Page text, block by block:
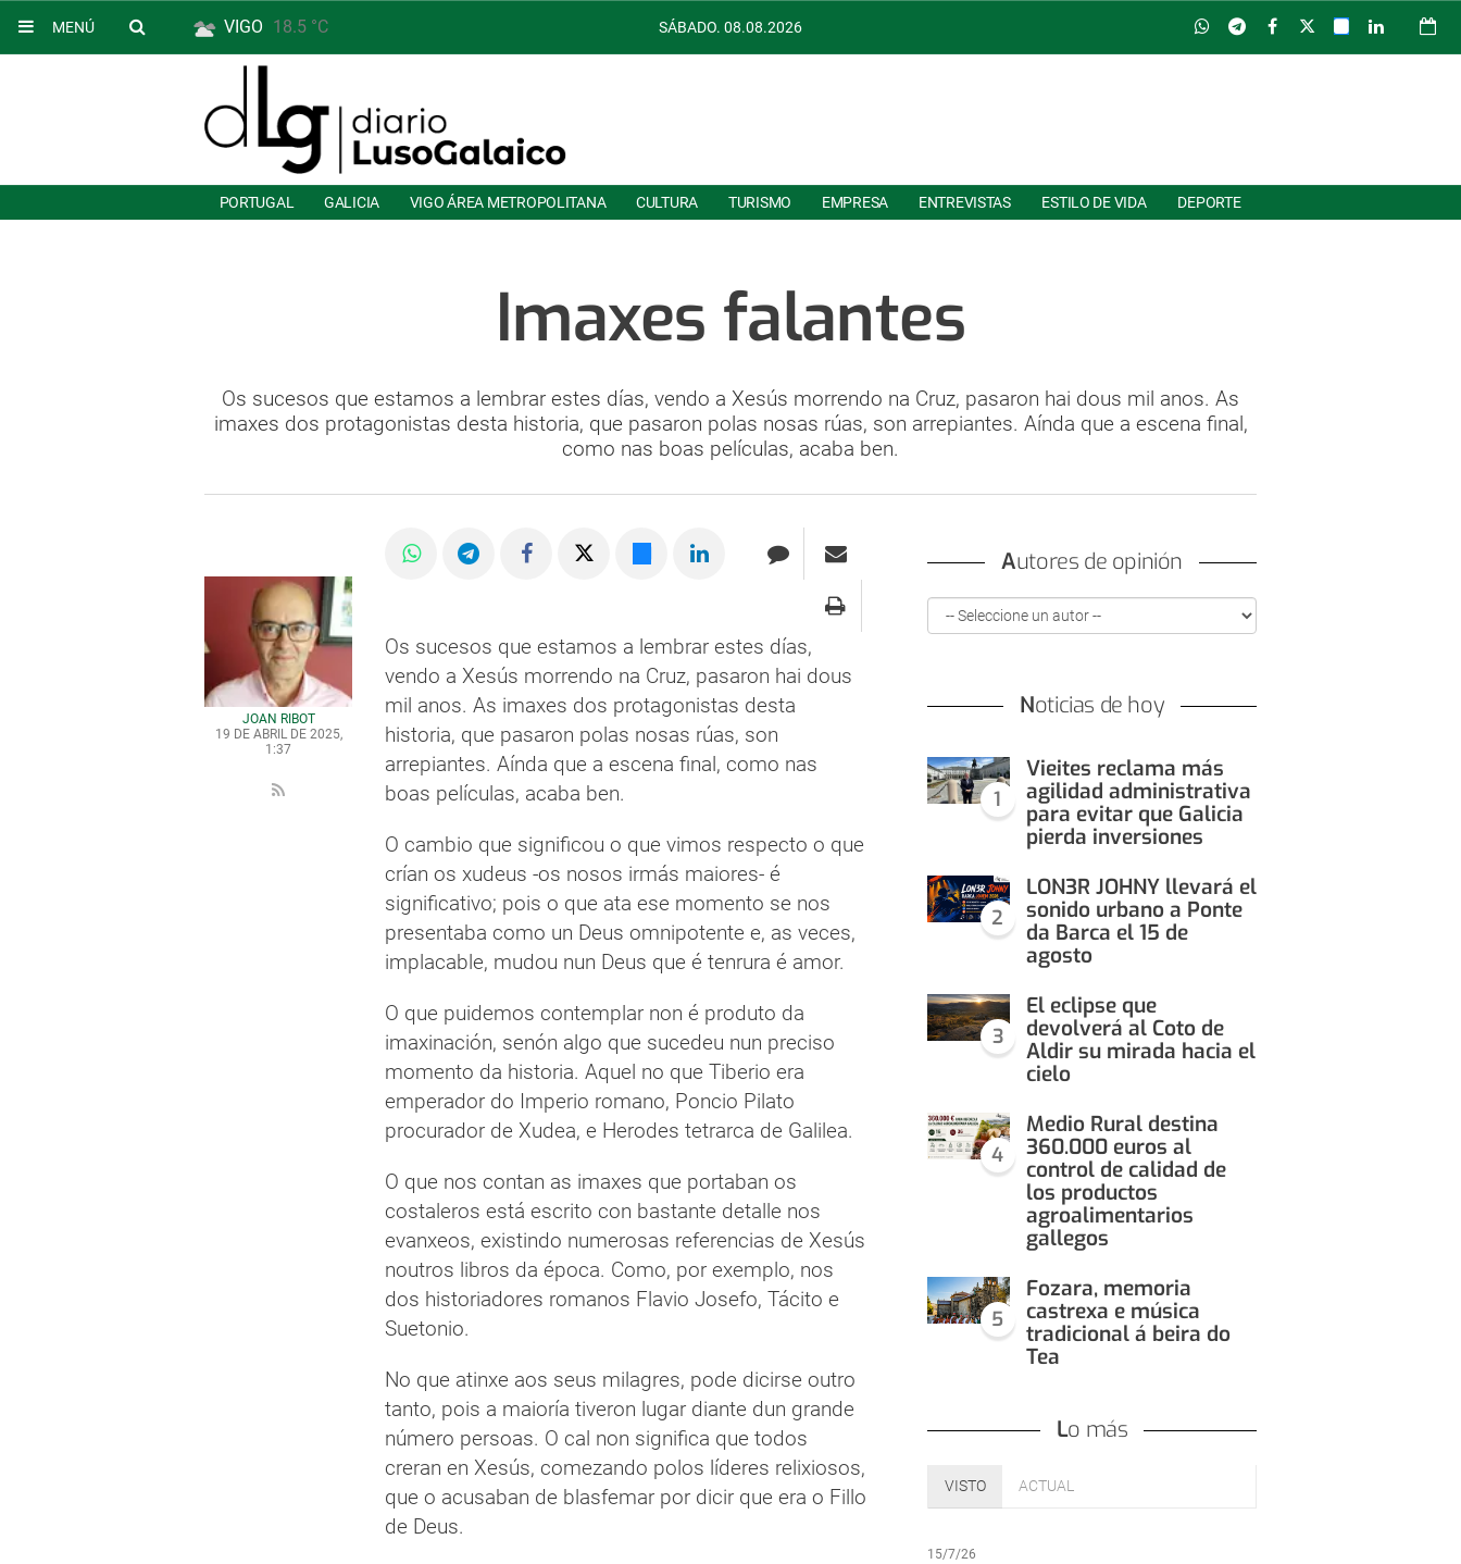
MENÚ VIGO 18.5 °C SÁBADO. 08.08.2026
PORTUGAL GALICIA VIGO ÁREA METROPOLITANA CULTURA TURISMO EMPRESA ENTREVISTAS ESTILO DE VIDA DEPORTE
Imaxes falantes
Os sucesos que estamos a lembrar estes días, vendo a Xesús morrendo na Cruz, pasaron hai dous mil anos. As
imaxes dos protagonistas desta historia, que pasaron polas nosas rúas, son arrepiantes. Aínda que a escena final,
como nas boas películas, acaba ben.
JOAN RIBOT
19 DE ABRIL DE 2025,
1:37
Os sucesos que estamos a lembrar estes días,
vendo a Xesús morrendo na Cruz, pasaron hai dous
mil anos. As imaxes dos protagonistas desta
historia, que pasaron polas nosas rúas, son
arrepiantes. Aínda que a escena final, como nas
boas películas, acaba ben.
O cambio que significou o que vimos respecto o que
crían os xudeus -os nosos irmás maiores- é
significativo; pois o que ata ese momento se nos
presentaba como un Deus omnipotente e, as veces,
implacable, mudou nun Deus que é tenrura é amor.
O que puidemos contemplar non é produto da
imaxinación, senón algo que sucedeu nun preciso
momento da historia. Aquel no que Tiberio era
emperador do Imperio romano, Poncio Pilato
procurador de Xudea, e Herodes tetrarca de Galilea.
O que nos contan as imaxes que portaban os
costaleros está escrito con bastante detalle nos
evanxeos, existindo numerosas referencias de Xesús
noutros libros da época. Como, por exemplo, nos
dos historiadores romanos Flavio Josefo, Tácito e
Suetonio.
No que atinxe aos seus milagres, pode dicirse outro
tanto, pois a maioría tiveron lugar diante dun grande
número persoas. O cal non significa que todos
creran en Xesús, comezando polos líderes relixiosos,
que o acusaban de blasfemar por dicir que era o Fillo
de Deus.
Autores de opinión
Noticias de hoy
1
Vieites reclama más
agilidad administrativa
para evitar que Galicia
pierda inversiones
2
LON3R JOHNY llevará el
sonido urbano a Ponte
da Barca el 15 de
agosto
3
El eclipse que
devolverá al Coto de
Aldir su mirada hacia el
cielo
4
Medio Rural destina
360.000 euros al
control de calidad de
los productos
agroalimentarios
gallegos
5
Fozara, memoria
castrexa e música
tradicional á beira do
Tea
Lo más
VISTO ACTUAL
15/7/26